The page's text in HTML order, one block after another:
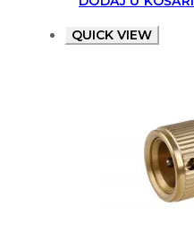
QUICK VIEW